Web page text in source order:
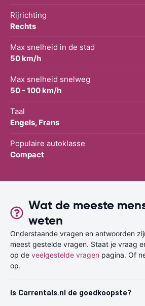
Rijrichting
Rechts
Max snelheid in de stad
50 km/h
Max snelheid snelweg
50 - 100 km/h
Taal
Engels, Frans
Populaire autoklasse
Compact
Wat de meeste
weten
Onderstaande vragen en antwoorden
meest gestelde vragen. Staat je vraag
op de veelgestelde vragen pagina. Of
op.
Is Carrentals.nl de goedkoopste?